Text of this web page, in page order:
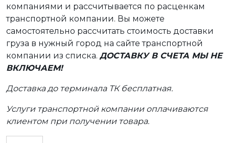
компаниями и рассчитывается по расценкам
транспортной компании. Вы можете
самостоятельно рассчитать стоимость доставки
груза в нужный город на сайте транспортной
компании из списка. ДОСТАВКУ В СЧЕТА МЫ НЕ
ВКЛЮЧАЕМ!
Доставка до терминала ТК бесплатная.
Услуги транспортной компании оплачиваются
клиентом при получении товара.